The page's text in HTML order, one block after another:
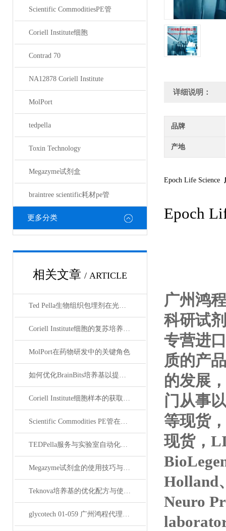
Scientific CommoditiesPE管
Coriell Institute细胞
Contrad 70
NA12878 Coriell Institute
MolPort
tedpella
Toxin Technology
Megazyme试剂盒
braintree scientific耗材pe管
更多分类
相关文章 / ARTICLE
Ted Pella生物组织包埋剂在光镜与电镜联用技术中的应用
Coriell Institute细胞的复苏培养与质量控制规范
MolPort在药物研发中的关键角色
如何优化BrainBits培养基以提高实验效果？
Coriell Institute细胞样本的获取与应用指南
Scientific Commodities PE管在环保实验中的作用
TEDPella服务与实验室自动化设备的整合
Megazyme试剂盒的使用技巧与实验优化方法
Teknova培养基的优化配方与使用技巧
glycotech 01-059 广州鸿程代理：开启糖生物学研究新征程
详细说明：
品牌
产地
Epoch Life Science
Epoch
广州鸿
科研试
专营进
质的产
的发展
门从事
等现货
现货，
Holland
Neuro